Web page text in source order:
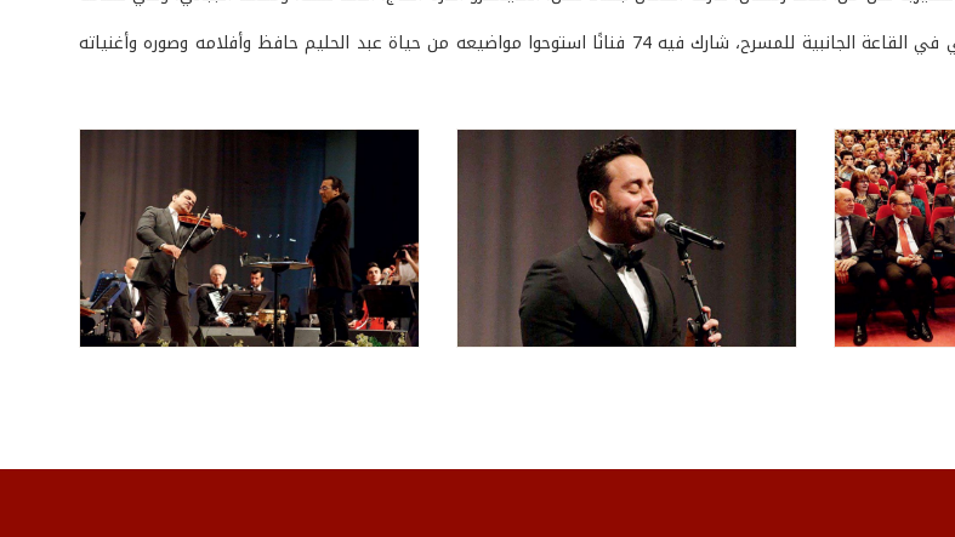
وقد أقيم معرض فني تشكيلي في القاعة الجانبية للمسرح، شارك فيه 74 فنانًا استوحوا مواضيعه من حياة عبد الحليم حافظ وأفلامه وصوره وأغنياته